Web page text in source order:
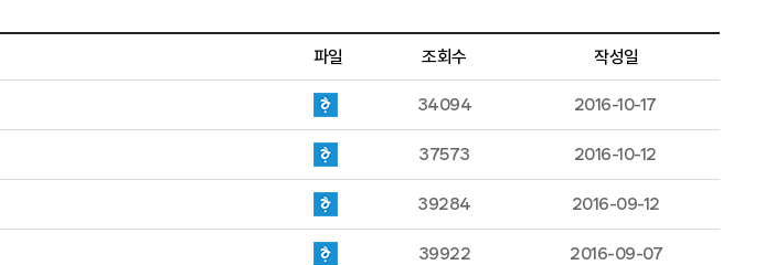
파일 조회수 작성일
34094 2016-10-17
37573 2016-10-12
39284 2016-09-12
39922 2016-09-07